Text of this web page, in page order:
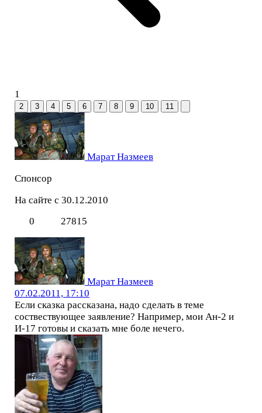
1
2 3 4 5 6 7 8 9 10 11
Марат Назмеев
Спонсор
На сайте с 30.12.2010
0
27815
Марат Назмеев
07.02.2011, 17:10
Если сказка рассказана, надо сделать в теме
соствествующее заявление? Например, мои Ан-2 и
И-17 готовы и сказать мне боле нечего.